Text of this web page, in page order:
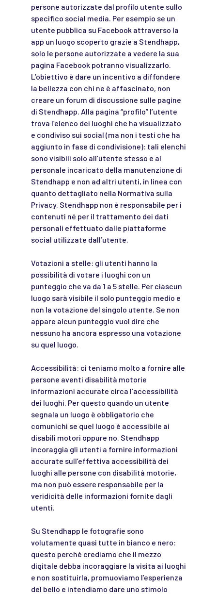
persone autorizzate dal profilo utente sullo
specifico social media. Per esempio se un
utente pubblica su Facebook attraverso la
app un luogo scoperto grazie a Stendhapp,
solo le persone autorizzate a vedere la sua
pagina Facebook potranno visualizzarlo.
L’obiettivo è dare un incentivo a diffondere
la bellezza con chi ne è affascinato, non
creare un forum di discussione sulle pagine
di Stendhapp. Alla pagina “profilo” l’utente
trova l’elenco dei luoghi che ha visualizzato
e condiviso sui social (ma non i testi che ha
aggiunto in fase di condivisione): tali elenchi
sono visibili solo all’utente stesso e al
personale incaricato della manutenzione di
Stendhapp e non ad altri utenti, in linea con
quanto dettagliato nella Normativa sulla
Privacy. Stendhapp non è responsabile per i
contenuti né per il trattamento dei dati
personali effettuato dalle piattaforme
social utilizzate dall’utente.
Votazioni a stelle: gli utenti hanno la
possibilità di votare i luoghi con un
punteggio che va da 1 a 5 stelle. Per ciascun
luogo sarà visibile il solo punteggio medio e
non la votazione del singolo utente. Se non
appare alcun punteggio vuol dire che
nessuno ha ancora espresso una votazione
su quel luogo.
Accessibilità: ci teniamo molto a fornire alle
persone aventi disabilità motorie
informazioni accurate circa l’accessibilità
dei luoghi. Per questo quando un utente
segnala un luogo è obbligatorio che
comunichi se quel luogo è accessibile ai
disabili motori oppure no. Stendhapp
incoraggia gli utenti a fornire informazioni
accurate sull’effettiva accessibilità dei
luoghi alle persone con disabilità motorie,
ma non può essere responsabile per la
veridicità delle informazioni fornite dagli
utenti.
Su Stendhapp le fotografie sono
volutamente quasi tutte in bianco e nero:
questo perché crediamo che il mezzo
digitale debba incoraggiare la visita ai luoghi
e non sostituirla, promuoviamo l’esperienza
del bello e intendiamo dare uno stimolo